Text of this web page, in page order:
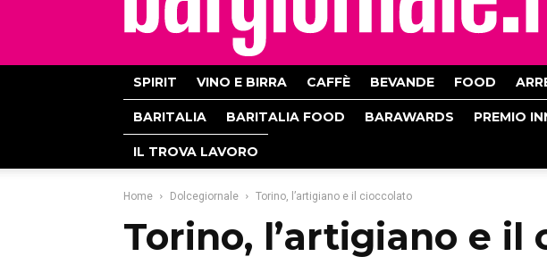
SPIRIT VINO E BIRRA CAFFÈ BEVANDE FOOD
BARITALIA BARITALIA FOOD BARAWARDS PREMIO
IL TROVA LAVORO
Home Dolcegiornale Torino, l’artigiano e il cioccolato
Torino, l’artigiano e il